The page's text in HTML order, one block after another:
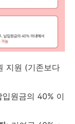
지원 (기존보다
원금의 40% 이